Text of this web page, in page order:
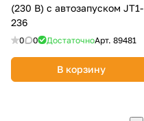
(230 В) c автозапуском JT1-
236
0 0 ДостаточноАрт. 89481
В корзину